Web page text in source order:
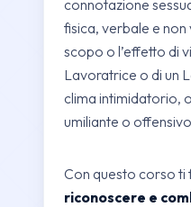
connotazione
fisica, verbale e
scopo o l’effetto di
Lavoratrice o di un
clima intimidatorio,
umiliante o
Con questo corso ti
riconoscere e